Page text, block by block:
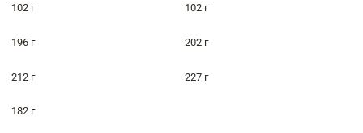
102 г 102 г
196 г 202 г
212 г 227 г
182 г